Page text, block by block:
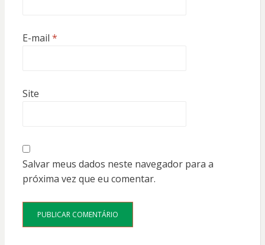
E-mail *
Site
Salvar meus dados neste navegador para a
próxima vez que eu comentar.